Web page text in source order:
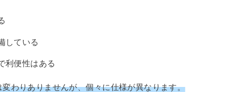
している
利便性はある
わりありませんが、個々に仕様が異なります。